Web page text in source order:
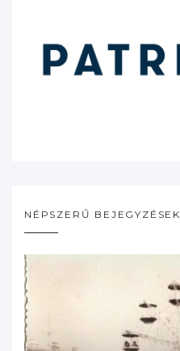
NÉPSZERŰ BEJEGYZÉSEK